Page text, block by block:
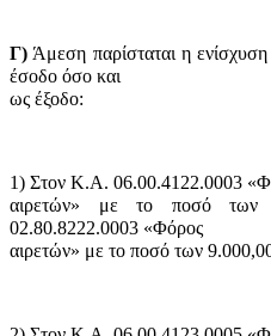
Γ) Άμεση παρίσταται η
έσοδο όσο και
ως έξοδο:
1) Στον Κ.Α. 06.00.4122.0003
αιρετών» με το ποσό
02.80.8222.0003 «Φόρος
αιρετών» με το ποσό των